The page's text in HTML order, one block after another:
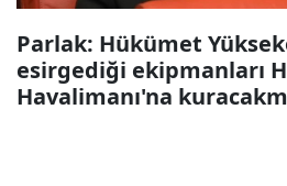
Parlak: Hükümet
esirgediği ekipmanları
Havalimanı'na